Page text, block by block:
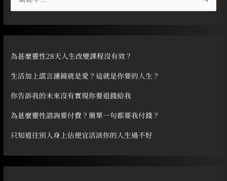
尋
關
字
為甚麼靈性28天人生改變課程沒有效？
生活加上謊言濾鏡就是愛？這就是你要的人生？
你告訴我的未來沒有實現你要退錢給我
為甚麼靈性諮詢要付費？簡單一句都要我付錢？
只知道往別人身上佔便宜活該你的人生過不好